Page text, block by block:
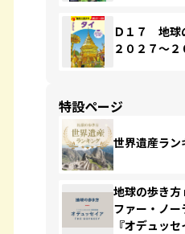
Ｄ１７ 地
２０２７～２
特設ページ
世界遺産ラン
地球の歩き
ファー・ノ
『オデュッセ